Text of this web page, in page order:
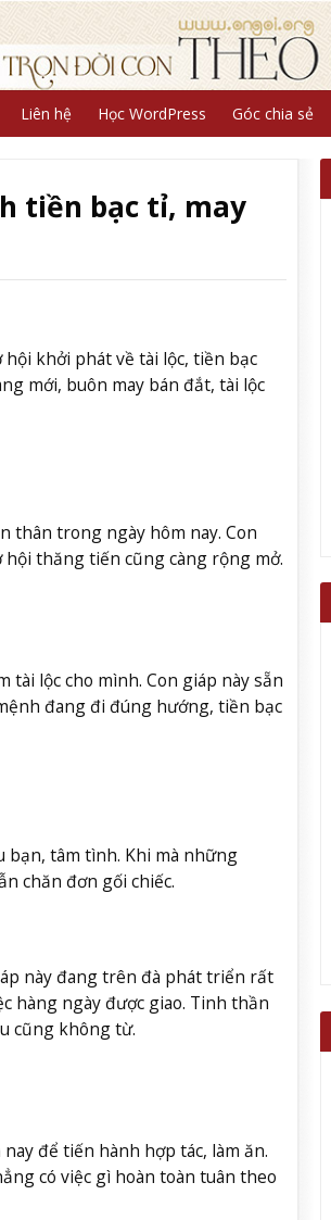
Liên hệ Học WordPress Góc chia sẻ
tiền bạc tỉ, may
khởi phát về tài lộc, tiền bạc
mới, buôn may bán đắt, tài lộc
thân trong ngày hôm nay. Con
hội thăng tiến cũng càng rộng mở.
lộc cho mình. Con giáp này sẵn
đang đi đúng hướng, tiền bạc
bạn, tâm tình. Khi mà những
chăn đơn gối chiếc.
này đang trên đà phát triển rất
hàng ngày được giao. Tinh thần
cũng không từ.
để tiến hành hợp tác, làm ăn.
có việc gì hoàn toàn tuân theo